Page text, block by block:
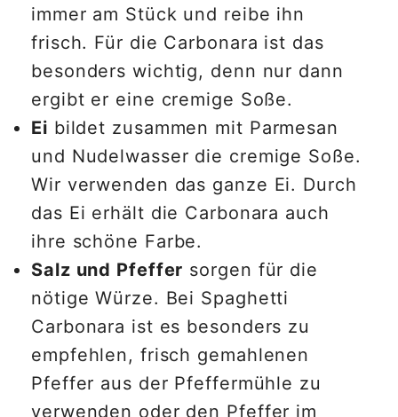
immer am Stück und reibe ihn
frisch. Für die Carbonara ist das
besonders wichtig, denn nur dann
ergibt er eine cremige Soße.
Ei bildet zusammen mit Parmesan
und Nudelwasser die cremige Soße.
Wir verwenden das ganze Ei. Durch
das Ei erhält die Carbonara auch
ihre schöne Farbe.
Salz und Pfeffer sorgen für die
nötige Würze. Bei Spaghetti
Carbonara ist es besonders zu
empfehlen, frisch gemahlenen
Pfeffer aus der Pfeffermühle zu
verwenden oder den Pfeffer im